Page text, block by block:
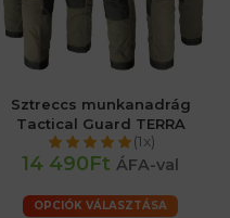
Sztreccs munkanadrág
Tactical Guard TERRA
(1x)
14 490Ft ÁFA-val
OPCIÓK VÁLASZTÁSA